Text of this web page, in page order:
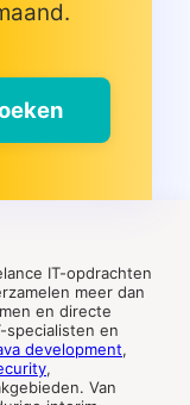
IT-opdrachten
meer dan
en directe
specialisten en
development,
,
Van